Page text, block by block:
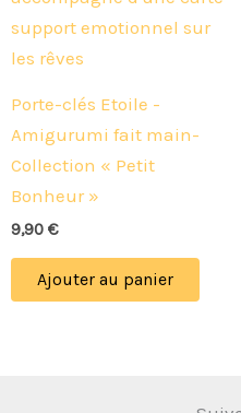
Porte-clés Etoile -
Amigurumi fait main-
Collection « Petit
Bonheur »
9,90 €
Ajouter au panier